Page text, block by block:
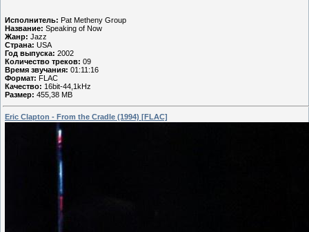
Исполнитель: Pat Metheny Group
Название: Speaking of Now
Жанр: Jazz
Страна: USA
Год выпуска: 2002
Количество треков: 09
Время звучания: 01:11:16
Формат: FLAC
Качество: 16bit-44,1kHz
Размер: 455,38 MB
Eric Clapton - From the Cradle (1994) [FLAC]